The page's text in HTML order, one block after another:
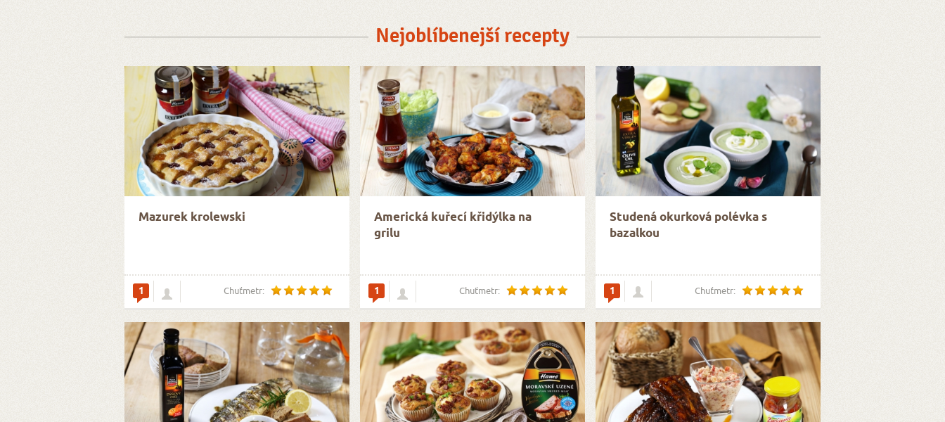
Nejoblíbenejší recepty
Mazurek krolewski
1 Chuťmetr:
Americká kuřecí křidýlka na
grilu
1 Chuťmetr:
Studená okurková polévka s
bazalkou
1 Chuťmetr: